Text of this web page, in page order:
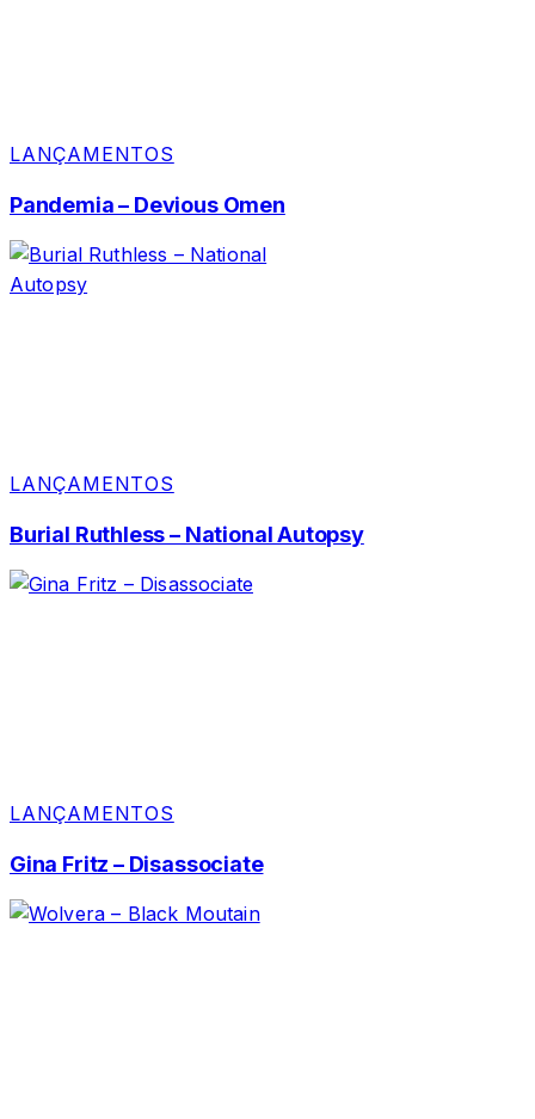
LANÇAMENTOS
Pandemia – Devious Omen
LANÇAMENTOS
Burial Ruthless – National Autopsy
LANÇAMENTOS
Gina Fritz – Disassociate